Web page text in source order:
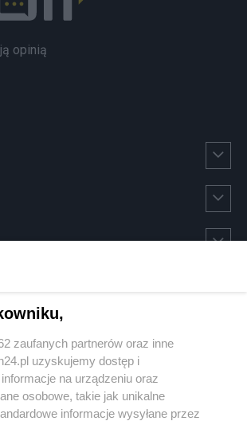
opinią
zaufanych partnerów oraz inne
uzyskujemy dostęp i
na urządzeniu oraz
osobowe, takie jak unikalne
informacje wysyłane przez